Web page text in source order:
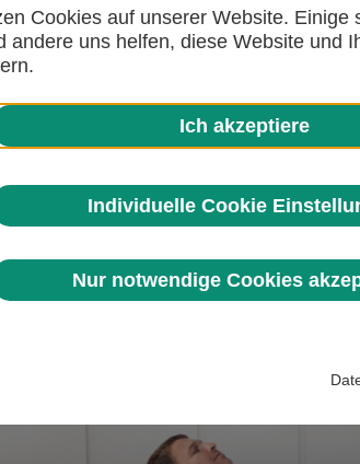
Cookies auf unserer Website. Einige
andere uns helfen, diese Website und
Ich akzeptiere
Individuelle Cookie
Nur notwendige Cookies